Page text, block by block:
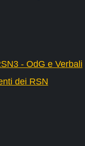
- OdG e Verbali
dei RSN